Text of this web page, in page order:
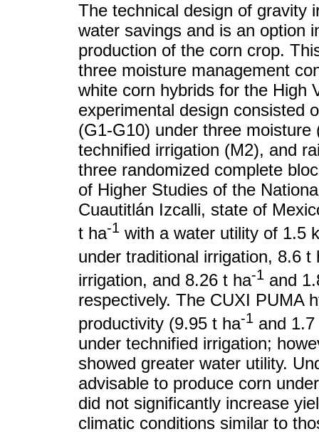
The technical design of gravity
water savings and is an option
production of the corn crop.
three moisture management
white corn hybrids for the High
experimental design consisted
(G1-G10) under three
technified irrigation (M2), and
three randomized complete
of Higher Studies of the
Cuautitlán Izcalli, state of
t ha-1 with a water utility of 1.5
under traditional irrigation, 8.6 t
irrigation, and 8.26 t ha-1 and
respectively. The CUXI PUMA
productivity (9.95 t ha-1 and
under technified irrigation;
showed greater water utility.
advisable to produce corn
did not significantly increase
climatic conditions similar to